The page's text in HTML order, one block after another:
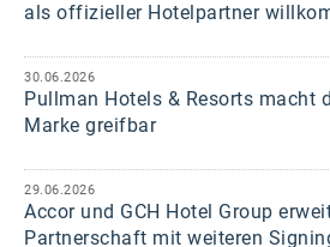
als offizieller Hotelpartner
30.06.2026
Pullman Hotels & Resorts macht
Marke greifbar
29.06.2026
Accor und GCH Hotel Group
Partnerschaft mit weiteren